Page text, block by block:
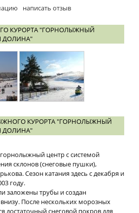
написать отзыв
КУРОРТА "ГОРНОЛЫЖНЫЙ
ДОЛИНА"
КУРОРТА "ГОРНОЛЫЖНЫЙ
ДОЛИНА"
центр с системой
склонов (снеговые пушки),
Сезон катания здесь с декабря и
году.
заложены трубы и создан
После нескольких морозных
достаточный снеговой покров для